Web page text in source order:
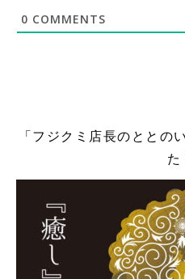
0 COMMENTS
「フジクミ店長のととの
た